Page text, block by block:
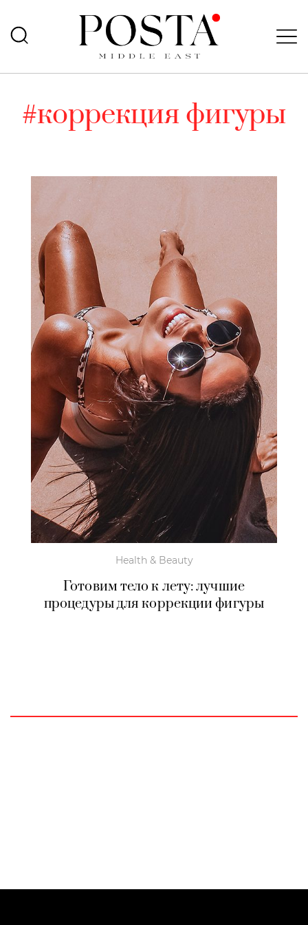
#коррекция фигуры
Health & Beauty
Готовим тело к лету: лучшие
процедуры для коррекции фигуры